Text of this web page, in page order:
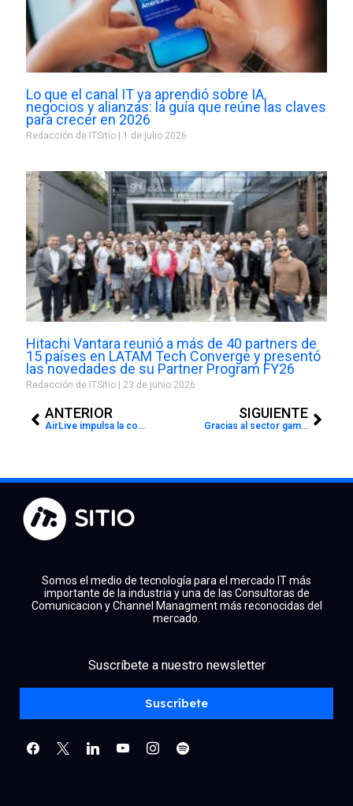
Lo que el canal IT ya aprendió sobre IA,
negocios y alianzas: la guía que reúne las claves
para crecer en 2026
Redacción de ITSitio 1 de julio 2026
Hitachi Vantara reunió a más de 40 partners de
15 países en LATAM Tech Converge y presentó
las novedades de su Partner Program FY26
Redacción de ITSitio 23 de junio 2026
ANTERIOR
AirLive impulsa la conectividad en 2017
SIGUIENTE
Gracias al sector gamer la venta de hardware de PC supera los $30.000 millones
Somos el medio de tecnología para el mercado IT más
importante de la industria y una de las Consultoras de
Comunicacion y Channel Managment más reconocidas del
mercado.
Suscríbete a nuestro newsletter
Suscríbete
linkedinyoutubeinstagram
spotify